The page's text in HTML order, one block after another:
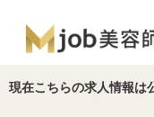
現在こちらの求人情報は